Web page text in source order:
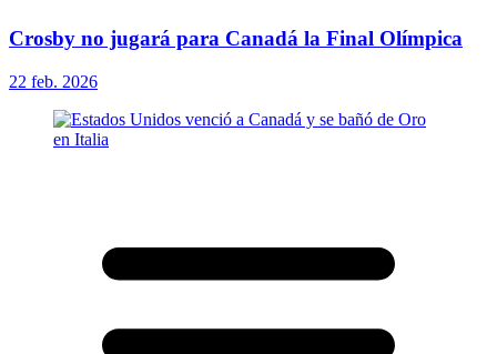
Crosby no jugará para Canadá la Final Olímpica
22 feb. 2026